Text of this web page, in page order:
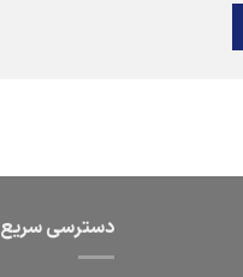
دسترسی سریع